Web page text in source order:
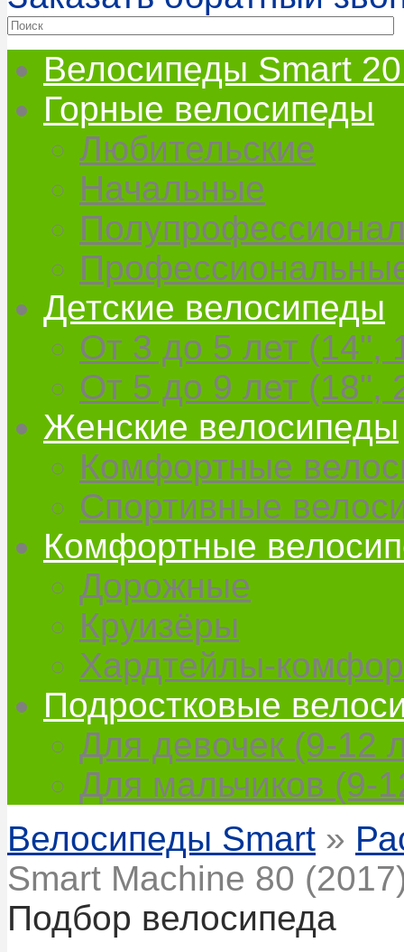
Велосипеды Smart
Горные велосипеды
Любительские
Начальные
Детские велосипеды
От 3 до 5 лет (14",
От 5 до 9 лет (18",
Женские велосипеды
Комфортные
Спортивные
Комфортные
Дорожные
Круизёры
Хардтейлы-
Подростковые
Для девочек (9-12
Для мальчиков (9-
Велосипеды Smart »
Smart Machine 80
Подбор велосипеда